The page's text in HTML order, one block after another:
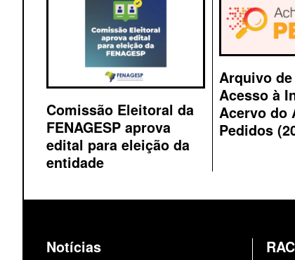
Comissão Eleitoral da
FENAGESP aprova
edital para eleição da
entidade
Arquivo
Acesso à
Acervo do
Pedidos
Notícias